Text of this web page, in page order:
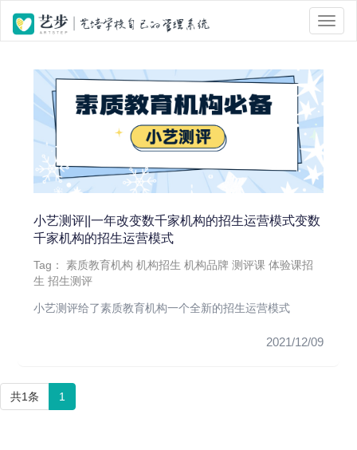
位置 : 首页 > Tag 标签页面 > 测评课
小艺测评||一年改变数千家机构的招生运营模式变数
千家机构的招生运营模式
Tag：素质教育机构 机构招生 机构品牌 测评课 体验课招
生 招生测评
小艺测评给了素质教育机构一个全新的招生运营模式
2021/12/09
共1条 1